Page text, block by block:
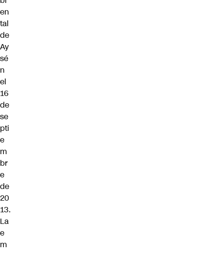
en
tal
de
Ay
sé
n
el
16
de
se
pti
e
m
br
e
de
20
13.
La
e
m